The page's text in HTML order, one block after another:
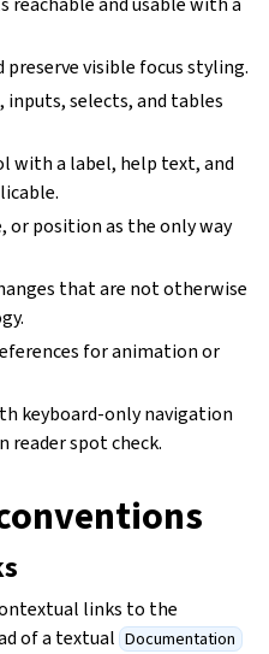
preserve visible focus styling.
selects, and tables
with a label, help text, and
or position as the only way
that are not otherwise
for animation or
keyboard-only navigation
reader spot check.
links to the
of a textual Documentation